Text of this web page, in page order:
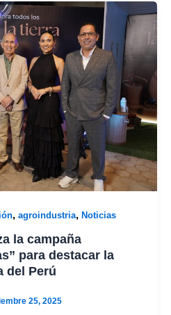
, agroindustria, Noticias
la campaña
para destacar la
del Perú
25, 2025